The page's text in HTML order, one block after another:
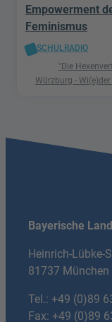
Empowerment
Feminismus
SCHULRADIO
"Die
Würzburg - Wi(e)der
Bayerische
Heinrich-Lübke-
81737 München
Tel.: +49 (0)89
Fax: +49 (0)89